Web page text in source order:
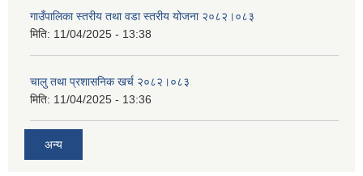
गाउँपालिका स्तरीय तथा वडा स्तरीय योजना २०८२।०८३
मिति: 11/04/2025 - 13:38
चालु तथा प्रशासनिक खर्च २०८२।०८३
मिति: 11/04/2025 - 13:36
अन्य